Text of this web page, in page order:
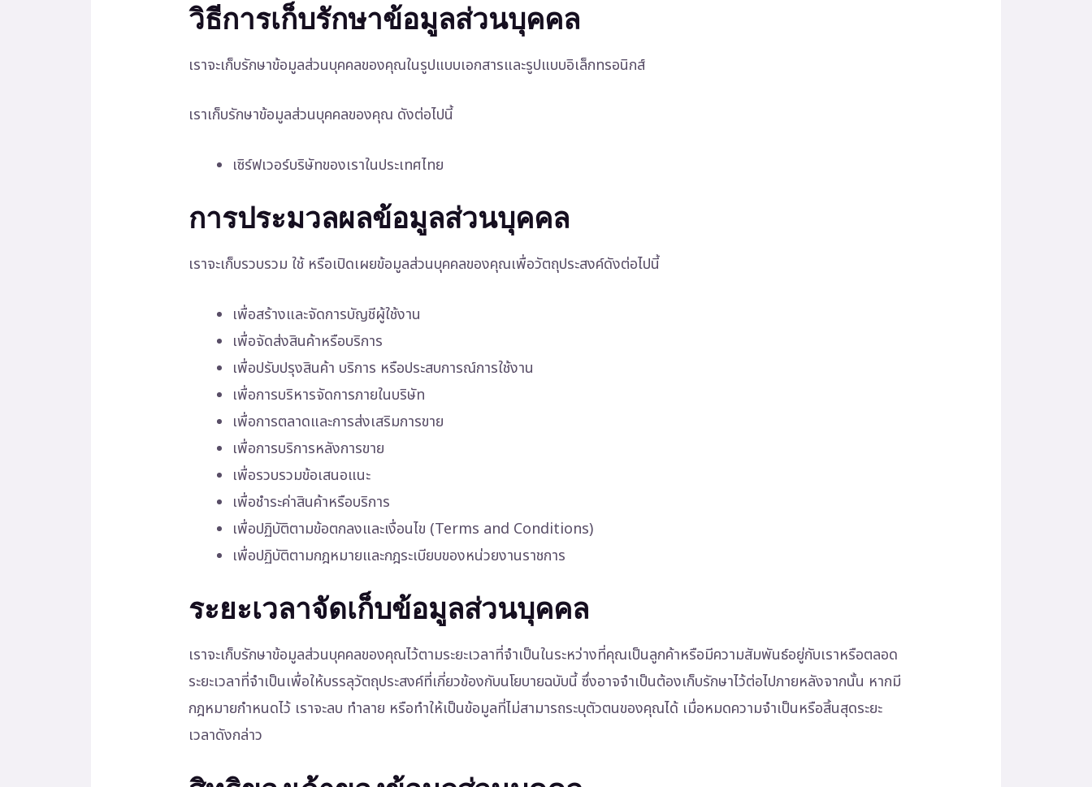
วิธีการเก็บรักษาข้อมูลส่วนบุคคล
เราจะเก็บรักษาข้อมูลส่วนบุคคลของคุณในรูปแบบเอกสารและรูปแบบอิเล็กทรอนิกส์
เราเก็บรักษาข้อมูลส่วนบุคคลของคุณ ดังต่อไปนี้
เซิร์ฟเวอร์บริษัทของเราในประเทศไทย
การประมวลผลข้อมูลส่วนบุคคล
เราจะเก็บรวบรวม ใช้ หรือเปิดเผยข้อมูลส่วนบุคคลของคุณเพื่อวัตถุประสงค์ดังต่อไปนี้
เพื่อสร้างและจัดการบัญชีผู้ใช้งาน
เพื่อจัดส่งสินค้าหรือบริการ
เพื่อปรับปรุงสินค้า บริการ หรือประสบการณ์การใช้งาน
เพื่อการบริหารจัดการภายในบริษัท
เพื่อการตลาดและการส่งเสริมการขาย
เพื่อการบริการหลังการขาย
เพื่อรวบรวมข้อเสนอแนะ
เพื่อชำระค่าสินค้าหรือบริการ
เพื่อปฏิบัติตามข้อตกลงและเงื่อนไข (Terms and Conditions)
เพื่อปฏิบัติตามกฎหมายและกฎระเบียบของหน่วยงานราชการ
ระยะเวลาจัดเก็บข้อมูลส่วนบุคคล
เราจะเก็บรักษาข้อมูลส่วนบุคคลของคุณไว้ตามระยะเวลาที่จำเป็นในระหว่างที่คุณเป็นลูกค้าหรือมีความสัมพันธ์อยู่กับเราหรือตลอด
ระยะเวลาที่จำเป็นเพื่อให้บรรลุวัตถุประสงค์ที่เกี่ยวข้องกับนโยบายฉบับนี้ ซึ่งอาจจำเป็นต้องเก็บรักษาไว้ต่อไปภายหลังจากนั้น หากมี
กฎหมายกำหนดไว้ เราจะลบ ทำลาย หรือทำให้เป็นข้อมูลที่ไม่สามารถระบุตัวตนของคุณได้ เมื่อหมดความจำเป็นหรือสิ้นสุดระยะ
เวลาดังกล่าว